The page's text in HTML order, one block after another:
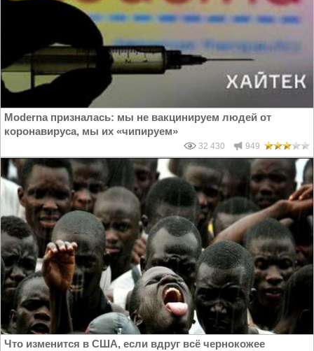
Moderna призналась: мы не вакцинируем людей от
коронавируса, мы их «чипируем»
32 430 949
Что изменится в США, если вдруг всё чернокожее